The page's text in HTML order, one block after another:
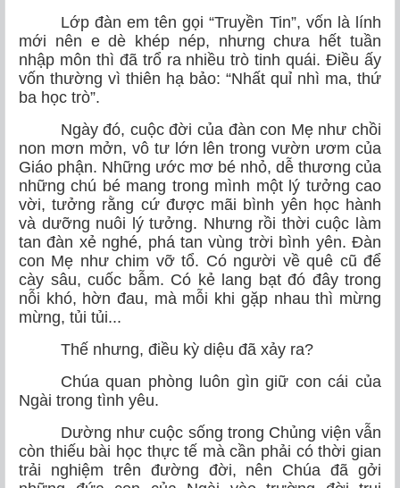
Lớp đàn em tên gọi “Truyền Tin”, vốn là lính
mới nên e dè khép nép, nhưng chưa hết tuần
nhập môn thì đã trổ ra nhiều trò tinh quái. Điều ấy
vốn thường vì thiên hạ bảo: “Nhất quỉ nhì ma, thứ
ba học trò”.
Ngày đó, cuộc đời của đàn con Mẹ như chồi
non mơn mởn, vô tư lớn lên trong vườn ươm của
Giáo phận. Những ước mơ bé nhỏ, dễ thương của
những chú bé mang trong mình một lý tưởng cao
vời, tưởng rằng cứ được mãi bình yên học hành
và dưỡng nuôi lý tưởng. Nhưng rồi thời cuộc làm
tan đàn xẻ nghé, phá tan vùng trời bình yên. Đàn
con Mẹ như chim vỡ tổ. Có người về quê cũ để
cày sâu, cuốc bẫm. Có kẻ lang bạt đó đây trong
nỗi khó, hờn đau, mà mỗi khi gặp nhau thì mừng
mừng, tủi tủi...
Thế nhưng, điều kỳ diệu đã xảy ra?
Chúa quan phòng luôn gìn giữ con cái của
Ngài trong tình yêu.
Dường như cuộc sống trong Chủng viện vẫn
còn thiếu bài học thực tế mà cần phải có thời gian
trải nghiệm trên đường đời, nên Chúa đã gởi